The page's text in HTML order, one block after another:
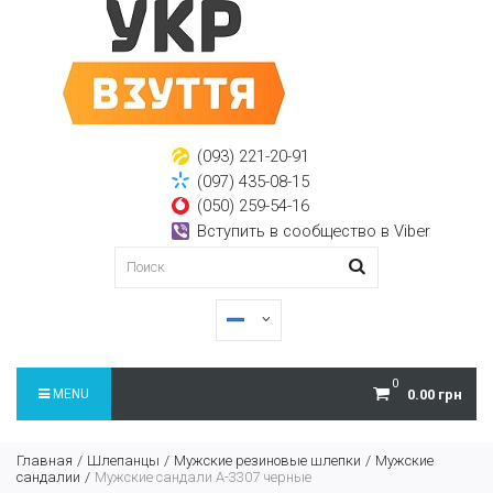
(093) 221-20-91
(097) 435-08-15
(050) 259-54-16
Вступить в сообщество в Viber
0
0.00 грн
MENU
Главная Шлепанцы Мужские резиновые шлепки
Мужские
сандалии
Мужские сандали А-3307 черные